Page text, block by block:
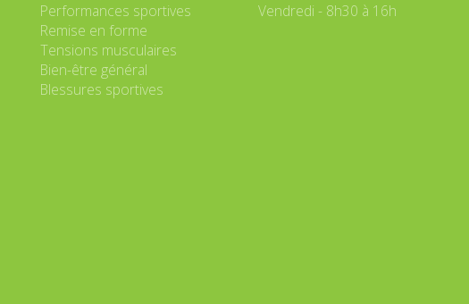
Performances sportives
Remise en forme
Tensions musculaires
Bien-être général
Blessures sportives
Vendredi - 8h30 à 16h